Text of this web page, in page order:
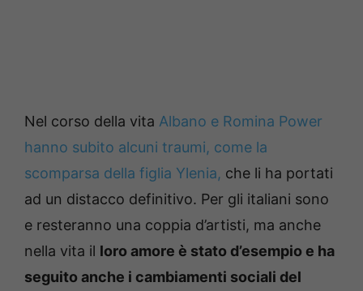
Nel corso della vita Albano e Romina Power
hanno subito alcuni traumi, come la
scomparsa della figlia Ylenia, che li ha portati
ad un distacco definitivo. Per gli italiani sono
e resteranno una coppia d’artisti, ma anche
nella vita il loro amore è stato d’esempio e ha
seguito anche i cambiamenti sociali del